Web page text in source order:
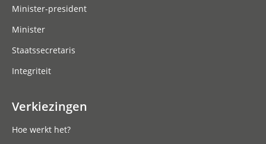
Minister-president
Minister
Staatssecretaris
Integriteit
Verkiezingen
Hoe werkt het?